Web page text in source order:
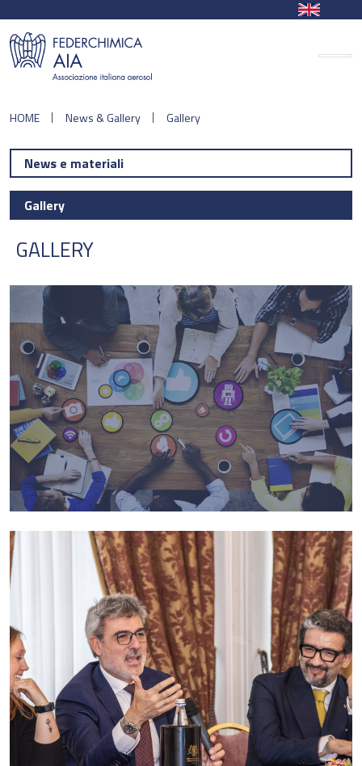
HOME News & Gallery Gallery
News e materiali
Gallery
GALLERY